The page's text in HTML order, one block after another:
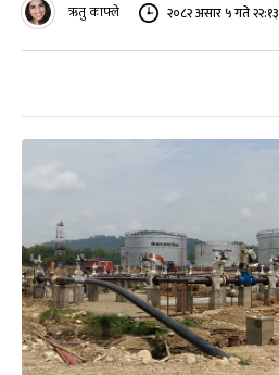
ऋतु काफ्ले २०८२ असार ५ गते २२:१३